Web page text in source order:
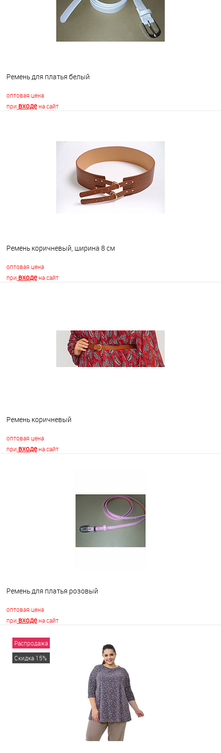
Ремень для платья белый
оптовая цена
при входена сайт
В наличии
Ремень коричневый, ширина 8 см
оптовая цена
при входена сайт
В наличии
Ремень коричневый
оптовая цена
при входена сайт
Недоступно
Ремень для платья розовый
оптовая цена
при входена сайт
В корзину
Распродажа
Скидка 15%